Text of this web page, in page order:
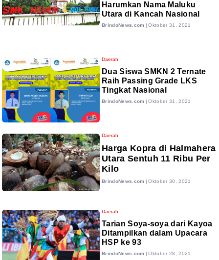
Harumkan Nama Maluku
Utara di Kancah Nasional
BrindoNews.com | Oktober 31, 2021
Daerah
Dua Siswa SMKN 2 Ternate
Raih Passing Grade LKS
Tingkat Nasional
BrindoNews.com | Oktober 31, 2021
Daerah
Harga Kopra di Halmahera
Utara Sentuh 11 Ribu Per
Kilo
BrindoNews.com | Oktober 30, 2021
Daerah
Tarian Soya-soya dari Kayoa
Ditampilkan dalam Upacara
HSP ke 93
BrindoNews.com | Oktober 28, 2021